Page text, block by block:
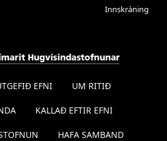
EFNI UM RITIÐ
KALLAÐ EFTIR EFNI
HAFA SAMBAND
Innskráning